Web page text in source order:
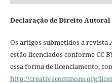
Declaração de Direito Autoral
Os artigos submetidos a revista
estão licenciados conforme CC
essa forma de licenciamento,
http://creativecommons.org/